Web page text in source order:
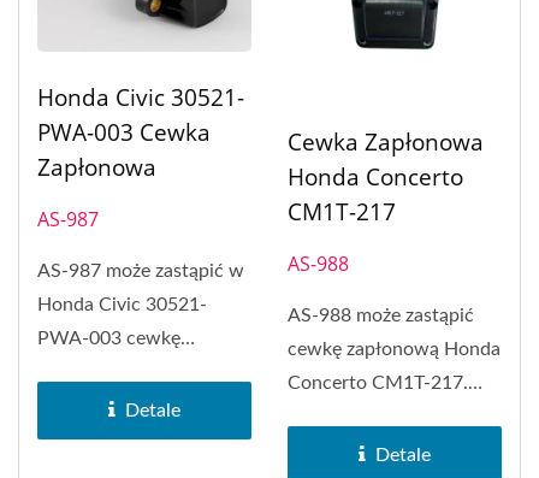
Honda Civic 30521-
PWA-003 Cewka
Zapłonowa
AS-987
AS-987 może zastąpić w
Honda Civic 30521-
PWA-003 cewkę
Detale
Cewka Zapłonowa
Honda Concerto
CM1T-217
AS-988
AS-988 może zastąpić
cewkę zapłonową Honda
Concerto CM1T-217.
prostokątnego...
Detale